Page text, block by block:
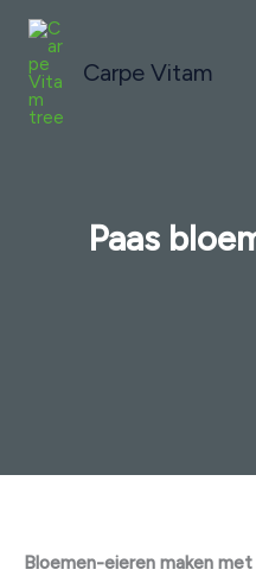
naar
inhoud
Carpe Vitam
Paas
Bloemen-eieren maken